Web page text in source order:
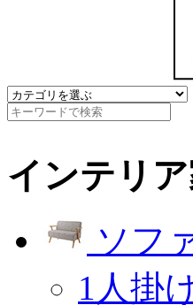
インテリ
ソフ
1人掛